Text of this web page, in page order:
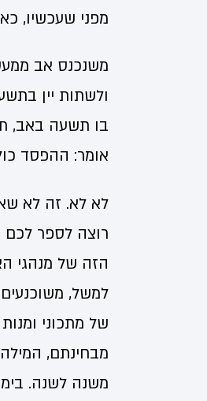
מפני שעכשיו,
משנכנס אב
ולשתות יין
בו תשעה באב,
אומר: ההפסד
לא לא. זה לא
רוצה לספר לכם
הזה של מנהגי
למשל,
של מתכוני
מבחינתם,
משנה לשנה.